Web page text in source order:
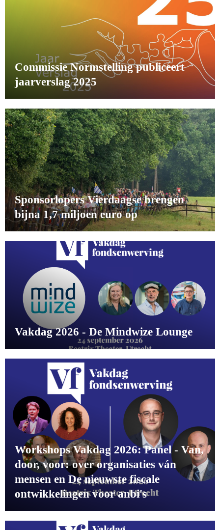
Commissie Normstelling publiceert
jaarverslag 2025
Sponsorlopers Vierdaagse brengen
bijna 1,7 miljoen euro op
Vakdag 2026 - De Mindwize Lounge
Workshops Vakdag 2026: Panel - Van,
door, voor: over organisaties ván
mensen en De nieuwste fiscale
ontwikkelingen voor anbi's